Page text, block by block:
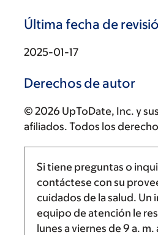
Última fecha de
2025-01-17
Derechos de autor
© 2026 UpToDate, Inc. y
afiliados. Todos los
Si tiene preguntas o
contáctese con su
cuidados de la salud. Un
equipo de atención le
lunes a viernes de 9 a. m.